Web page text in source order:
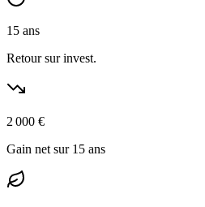
15 ans
Retour sur invest.
2 000 €
Gain net sur 15 ans